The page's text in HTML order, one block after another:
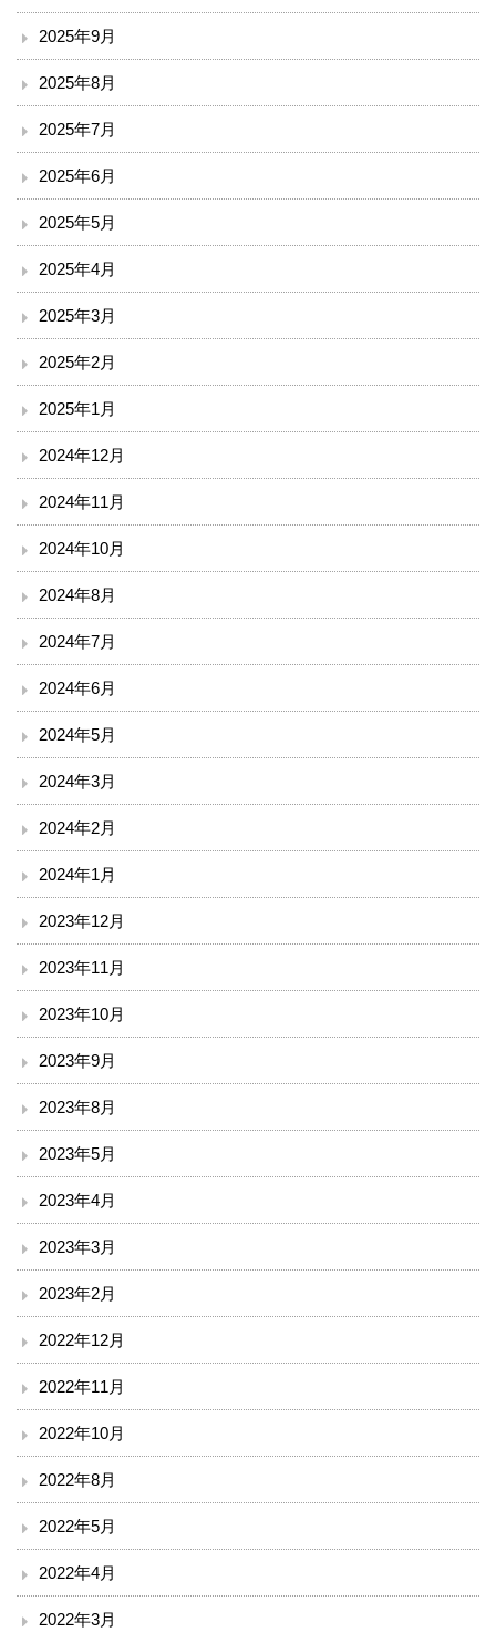
診療
外来のご案内
入院のご案内
小児科を受診される方へ
休診案内
内科
透析外科
呼吸器内科
小児科
外科
整形外科
皮膚科
泌尿器科
産婦人科
眼科
漢方・疼痛緩和科
麻酔科
地域連携・相談
入退院支援センター
地域医療連携室
患者相談窓口
その他
2025年9月
2025年8月
2025年7月
2025年6月
2025年5月
2025年4月
2025年3月
2025年2月
2025年1月
2024年12月
2024年11月
2024年10月
2024年8月
2024年7月
2024年6月
2024年5月
2024年3月
2024年2月
2024年1月
2023年12月
2023年11月
2023年10月
2023年9月
2023年8月
2023年5月
2023年4月
2023年3月
2023年2月
2022年12月
2022年11月
2022年10月
2022年8月
2022年5月
2022年4月
2022年3月